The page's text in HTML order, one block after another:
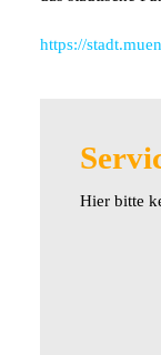
https://
Hier bitte